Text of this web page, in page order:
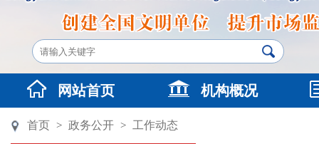
网站首页 机构概况
首页 > 政务公开 > 工作动态